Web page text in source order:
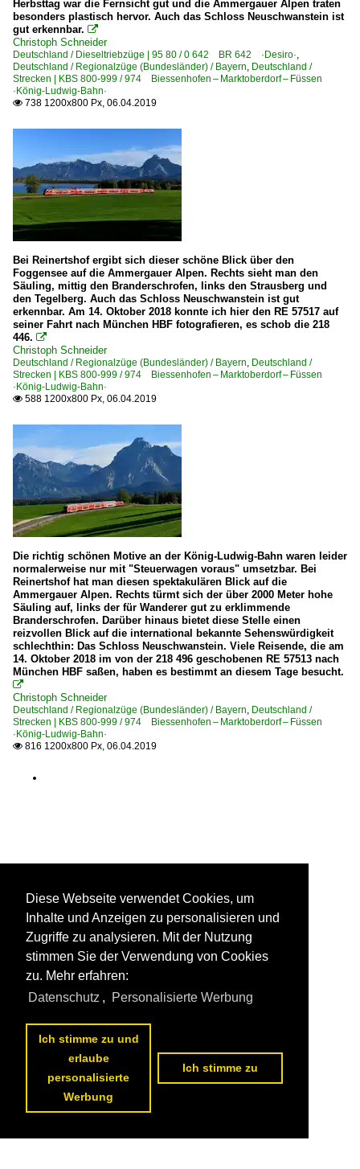
Herbsttag war die Fernsicht gut und die Ammergauer Alpen traten
besonders plastisch hervor. Auch das Schloss Neuschwanstein ist
gut erkennbar. 
Christoph Schneider
Deutschland / Dieseltriebzüge | 95 80 / 0 642 BR 642 ·Desiro·,
Deutschland / Regionalzüge (Bundesländer) / Bayern, Deutschland /
Strecken | KBS 800-999 / 974 Biessenhofen – Marktoberdorf – Füssen
·König-Ludwig-Bahn·
 738 1200x800 Px, 06.04.2019
Bei Reinertshof ergibt sich dieser schöne Blick über den
Foggensee auf die Ammergauer Alpen. Rechts sieht man den
Säuling, mittig den Branderschrofen, links den Strausberg und
den Tegelberg. Auch das Schloss Neuschwanstein ist gut
erkennbar. Am 14. Oktober 2018 konnte ich hier den RE 57517 auf
seiner Fahrt nach München HBF fotografieren, es schob die 218
446. 
Christoph Schneider
Deutschland / Regionalzüge (Bundesländer) / Bayern, Deutschland /
Strecken | KBS 800-999 / 974 Biessenhofen – Marktoberdorf – Füssen
·König-Ludwig-Bahn·
 588 1200x800 Px, 06.04.2019
Die richtig schönen Motive an der König-Ludwig-Bahn waren leider
normalerweise nur mit "Steuerwagen voraus" umsetzbar. Bei
Reinertshof hat man diesen spektakulären Blick auf die
Ammergauer Alpen. Rechts türmt sich der über 2000 Meter hohe
Säuling auf, links der für Wanderer gut zu erklimmende
Branderschrofen. Darüber hinaus bietet diese Stelle einen
reizvollen Blick auf die international bekannte Sehenswürdigkeit
schlechthin: Das Schloss Neuschwanstein. Viele Reisende, die am
14. Oktober 2018 im von der 218 496 geschobenen RE 57513 nach
München HBF saßen, haben es bestimmt an diesem Tage besucht.

Christoph Schneider
Deutschland / Regionalzüge (Bundesländer) / Bayern, Deutschland /
Strecken | KBS 800-999 / 974 Biessenhofen – Marktoberdorf – Füssen
·König-Ludwig-Bahn·
 816 1200x800 Px, 06.04.2019
Diese Webseite verwendet Cookies, um
Inhalte und Anzeigen zu personalisieren und
Zugriffe zu analysieren. Mit der Nutzung
stimmen Sie der Verwendung von Cookies
zu. Mehr erfahren:
Datenschutz , Personalisierte Werbung
Ich stimme zu und
erlaube
personalisierte
Werbung
Ich stimme zu